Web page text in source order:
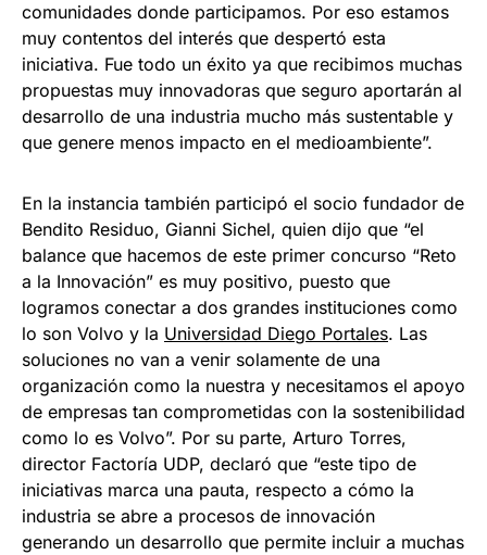
comunidades donde participamos. Por eso estamos
muy contentos del interés que despertó esta
iniciativa. Fue todo un éxito ya que recibimos muchas
propuestas muy innovadoras que seguro aportarán al
desarrollo de una industria mucho más sustentable y
que genere menos impacto en el medioambiente”.
En la instancia también participó el socio fundador de
Bendito Residuo, Gianni Sichel, quien dijo que “el
balance que hacemos de este primer concurso “Reto
a la Innovación” es muy positivo, puesto que
logramos conectar a dos grandes instituciones como
lo son Volvo y la Universidad Diego Portales. Las
soluciones no van a venir solamente de una
organización como la nuestra y necesitamos el apoyo
de empresas tan comprometidas con la sostenibilidad
como lo es Volvo”. Por su parte, Arturo Torres,
director Factoría UDP, declaró que “este tipo de
iniciativas marca una pauta, respecto a cómo la
industria se abre a procesos de innovación
generando un desarrollo que permite incluir a muchas